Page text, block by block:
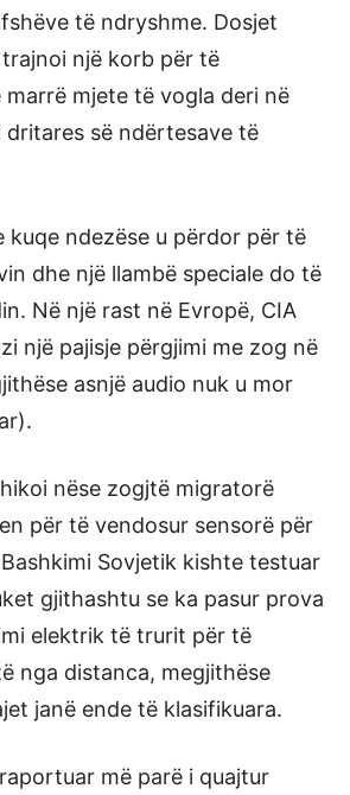
të ndryshme. Dosjet
një korb për të
marrë mjete të vogla deri në
dritares së ndërtesave të
kuqe ndezëse u përdor për të
dhe një llambë speciale do të
Në një rast në Evropë, CIA
një pajisje përgjimi me zog në
asnjë audio nuk u mor
nëse zogjtë migratorë
për të vendosur sensorë për
Sovjetik kishte testuar
gjithashtu se ka pasur prova
elektrik të trurit për të
nga distanca, megjithëse
janë ende të klasifikuara.
më parë i quajtur